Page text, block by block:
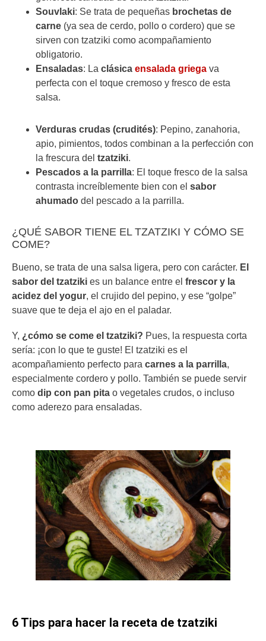
Souvlaki: Se trata de pequeñas brochetas de
carne (ya sea de cerdo, pollo o cordero) que se
sirven con tzatziki como acompañamiento
obligatorio.
Ensaladas: La clásica ensalada griega va
perfecta con el toque cremoso y fresco de esta
salsa.
Verduras crudas (crudités): Pepino, zanahoria,
apio, pimientos, todos combinan a la perfección con
la frescura del tzatziki.
Pescados a la parrilla: El toque fresco de la salsa
contrasta increíblemente bien con el sabor
ahumado del pescado a la parrilla.
¿QUÉ SABOR TIENE EL TZATZIKI Y CÓMO SE
COME?
Bueno, se trata de una salsa ligera, pero con carácter. El
sabor del tzatziki es un balance entre el frescor y la
acidez del yogur, el crujido del pepino, y ese “golpe”
suave que te deja el ajo en el paladar.
Y, ¿cómo se come el tzatziki? Pues, la respuesta corta
sería: ¡con lo que te guste! El tzatziki es el
acompañamiento perfecto para carnes a la parrilla,
especialmente cordero y pollo. También se puede servir
como dip con pan pita o vegetales crudos, o incluso
como aderezo para ensaladas.
6 Tips para hacer la receta de tzatziki